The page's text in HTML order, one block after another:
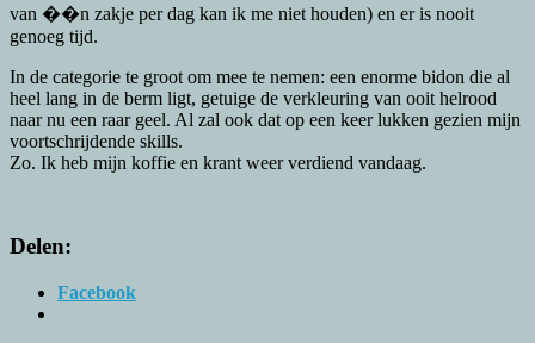
van ��n zakje per dag kan ik me niet houden) en er is nooit
genoeg tijd.
In de categorie te groot om mee te nemen: een enorme bidon die al
heel lang in de berm ligt, getuige de verkleuring van ooit helrood
naar nu een raar geel. Al zal ook dat op een keer lukken gezien mijn
voortschrijdende skills.
Zo. Ik heb mijn koffie en krant weer verdiend vandaag.
Delen:
Facebook